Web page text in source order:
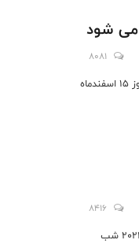
می شود
8081
بخشنامه برگزاری مسابقات رقابت های آلیش مردان قهرمانی کشور روز 15 اسفندماه
8416
پرونده درخواست میزبانی ها برای مرحله گروهی لیگ قهرمانان آسیا2021 شب